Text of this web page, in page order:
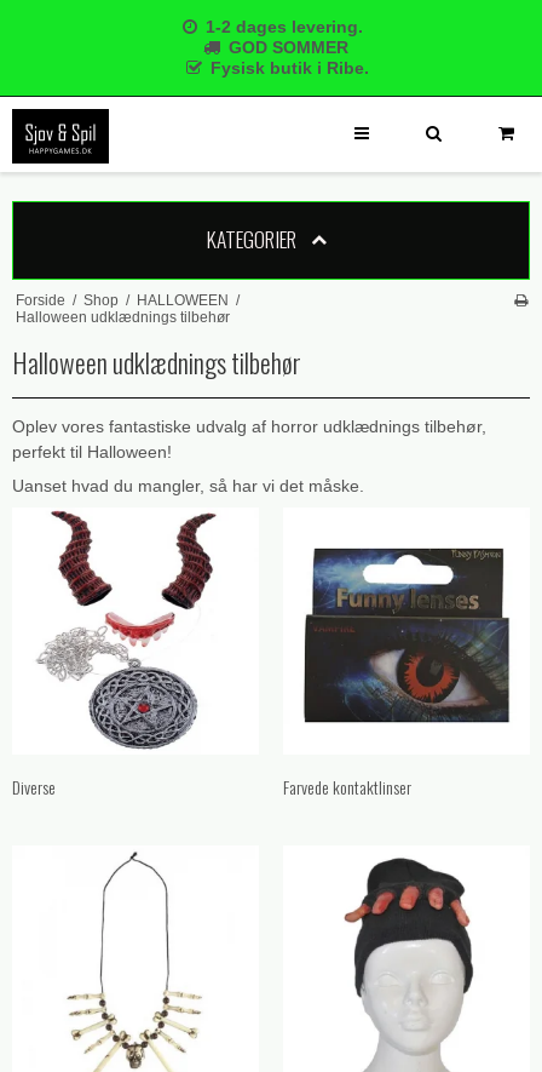
1-2 dages levering.
GOD SOMMER
Fysisk butik i Ribe.
KATEGORIER
Forside / Shop / HALLOWEEN /
Halloween udklædnings tilbehør
Halloween udklædnings tilbehør
Oplev vores fantastiske udvalg af horror udklædnings tilbehør,
perfekt til Halloween!
Uanset hvad du mangler, så har vi det måske.
Diverse Farvede kontaktlinser